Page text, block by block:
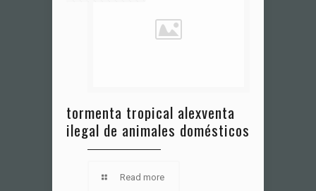
tormenta tropical alexventa
ilegal de animales domésticos
Read more